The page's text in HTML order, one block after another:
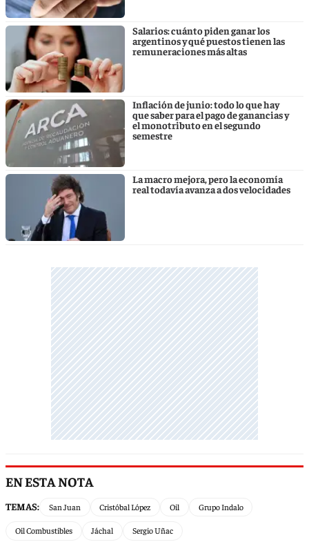
Salarios: cuánto piden ganar los
argentinos y qué puestos tienen las
remuneraciones más altas
Inflación de junio: todo lo que hay
que saber para el pago de ganancias y
el monotributo en el segundo
semestre
La macro mejora, pero la economía
real todavía avanza a dos velocidades
EN ESTA NOTA
TEMAS: San Juan Cristóbal López Oil Grupo Indalo
Oil Combustibles Jáchal Sergio Uñac